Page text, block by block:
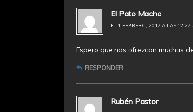
El Pato Macho
EL 1 FEBRERO, 2017 A LAS 12:27
Espero que nos ofrezcan muchas
RESPONDER
Rubén Pastor